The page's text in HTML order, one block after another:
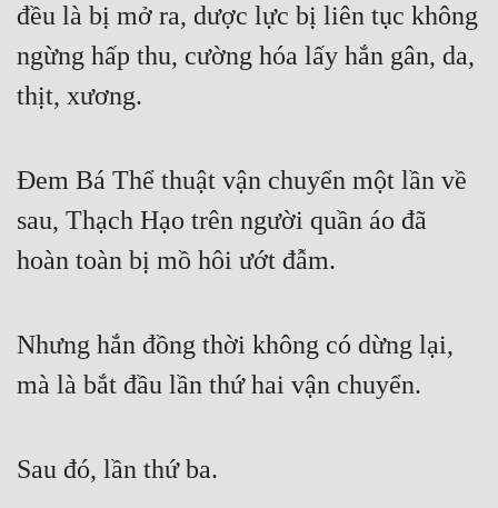
đều là bị mở ra, dược lực bị liên tục không
ngừng hấp thu, cường hóa lấy hắn gân, da,
thịt, xương.
Đem Bá Thể thuật vận chuyển một lần về
sau, Thạch Hạo trên người quần áo đã
hoàn toàn bị mồ hôi ướt đẫm.
Nhưng hắn đồng thời không có dừng lại,
mà là bắt đầu lần thứ hai vận chuyển.
Sau đó, lần thứ ba.